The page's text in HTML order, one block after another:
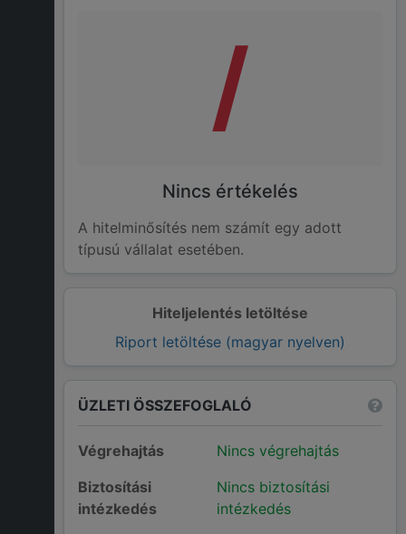
Hiteljelentés letöltése
Riport letöltése (magyar nyelven)
/
Nincs értékelés
A hitelminősítés nem számít egy adott
típusú vállalat esetében.
ÜZLETI ÖSSZEFOGLALÓ
Végrehajtás
Nincs végrehajtás
Biztosítási
intézkedés
Nincs biztosítási
intézkedés